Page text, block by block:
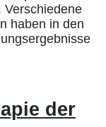
Verschiedene
haben in den
der